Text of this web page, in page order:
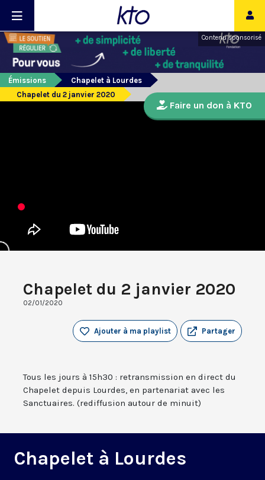
Contenu sponsorisé
Émissions
Chapelet à Lourdes
Chapelet du 2 janvier 2020
Chapelet du 2 janvier 2020
02/01/2020
Partager
Ajouter à ma playlist
Tous les jours à 15h30 : retransmission en direct du
Chapelet depuis Lourdes, en partenariat avec les
Sanctuaires. (rediffusion autour de minuit)
Chapelet à Lourdes
Faire un don à KTO